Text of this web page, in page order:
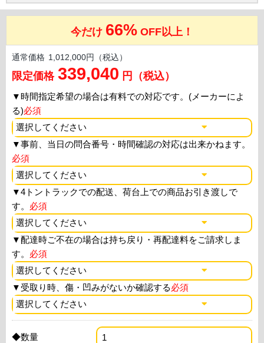
今だけ 66% OFF以上！
通常価格 1,012,000円（税込）
限定価格 339,040 円（税込）
▼時間指定希望の場合は有料での対応です。(メーカーによ
る)必須
▼事前、当日の問合番号・時間確認の対応は出来かねます。
必須
▼4トントラックでの配送、荷台上での商品お引き渡しで
す。 必須
▼配達時ご不在の場合は持ち戻り・再配達料をご請求しま
す。 必須
▼ 受取り時、傷・凹みがないか確認する必須
◆数量